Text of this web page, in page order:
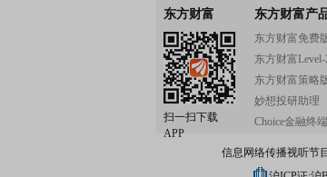
东方财富
扫一扫下载
APP
东方财富产
东方财富免费
东方财富Level-
东方财富策略
妙想投研助理
Choice金融终端
信息网络传播视听节